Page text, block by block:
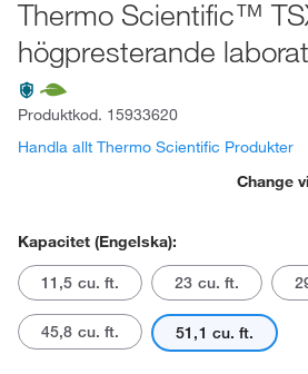
Thermo Scientific™
högpresterande
Produktkod. 15933620
Handla allt Thermo Scientific Produkter
Change
Kapacitet (engelska):
11,5 cu. ft. 23 cu. ft.
45,8 cu. ft. 51,1 cu. ft.